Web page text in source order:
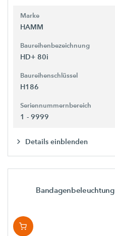
Marke
HAMM
Baureihenbezeichnung
HD+ 80i
Baureihenschlüssel
H186
Seriennummernbereich
1 - 9999
Details einblenden
Bandagenbeleuchtung